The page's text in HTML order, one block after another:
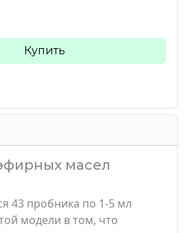
Купить
масел
43 пробника по 1-5 мл
модели в том, что